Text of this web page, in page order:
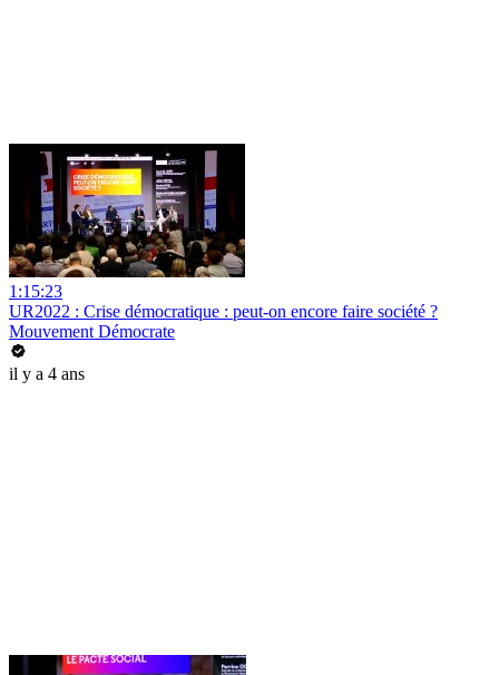
1:15:23
UR2022 : Crise démocratique : peut-on encore faire société ?
Mouvement Démocrate
il y a 4 ans